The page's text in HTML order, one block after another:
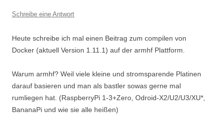
Schreibe eine Antwort
Heute schreibe ich mal einen Beitrag zum compilen von
Docker (aktuell Version 1.11.1) auf der armhf Plattform.
Warum armhf? Weil viele kleine und stromsparende Platinen
darauf basieren und man als bastler sowas gerne mal
rumliegen hat. (RaspberryPi 1-3+Zero, Odroid-X2/U2/U3/XU*,
BananaPi und wie sie alle heißen)